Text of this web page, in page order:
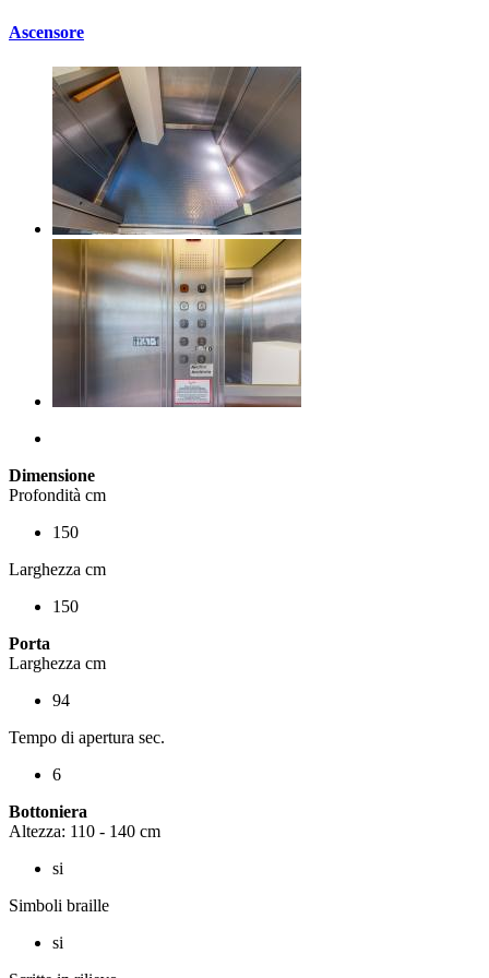
Ascensore
Dimensione
Profondità cm
150
Larghezza cm
150
Porta
Larghezza cm
94
Tempo di apertura sec.
6
Bottoniera
Altezza: 110 - 140 cm
si
Simboli braille
si